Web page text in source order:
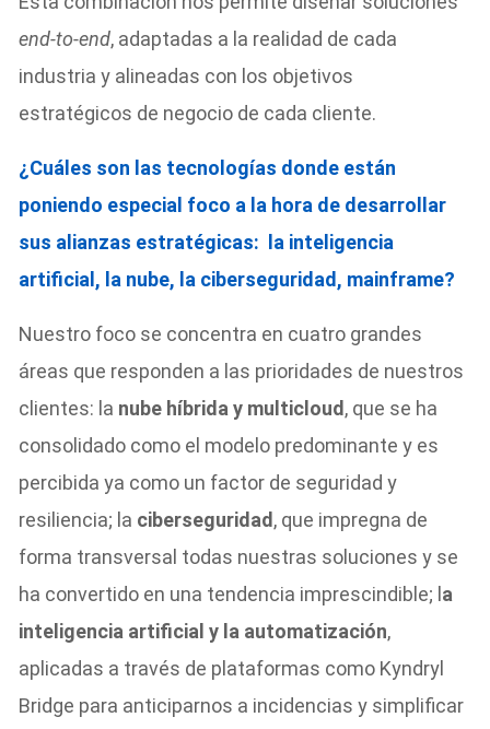
end-to-end, adaptadas a la realidad de cada
industria y alineadas con los objetivos
estratégicos de negocio de cada cliente.
¿Cuáles son las tecnologías donde están
poniendo especial foco a la hora de desarrollar
sus alianzas estratégicas: la inteligencia
artificial, la nube, la ciberseguridad, mainframe?
Nuestro foco se concentra en cuatro grandes
áreas que responden a las prioridades de nuestros
clientes: la nube híbrida y multicloud, que se ha
consolidado como el modelo predominante y es
percibida ya como un factor de seguridad y
resiliencia; la ciberseguridad, que impregna de
forma transversal todas nuestras soluciones y se
ha convertido en una tendencia imprescindible; la
inteligencia artificial y la automatización,
aplicadas a través de plataformas como Kyndryl
Bridge para anticiparnos a incidencias y simplificar